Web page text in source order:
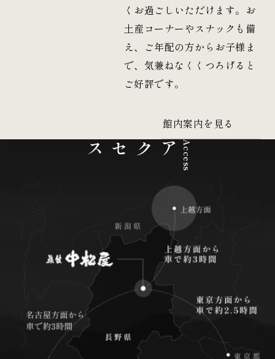
くお過ごしいただけます。お
土産コーナーやスナックも備
え、ご年配の方からお子様ま
で、気兼ねなくくつろげると
ご好評です。
館内案内を見る
Access
アクセス